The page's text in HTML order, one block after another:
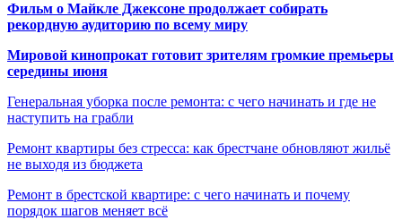
Фильм о Майкле Джексоне продолжает собирать
рекордную аудиторию по всему миру
Мировой кинопрокат готовит зрителям громкие премьеры
середины июня
Генеральная уборка после ремонта: с чего начинать и где не
наступить на грабли
Ремонт квартиры без стресса: как брестчане обновляют жильё
не выходя из бюджета
Ремонт в брестской квартире: с чего начинать и почему
порядок шагов меняет всё